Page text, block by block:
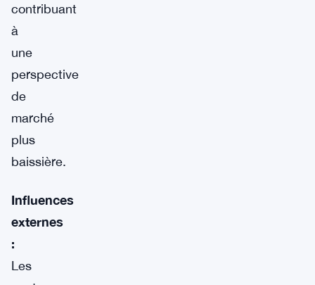
contribuant
à
une
perspective
de
marché
plus
baissière.
Influences
externes
:
Les